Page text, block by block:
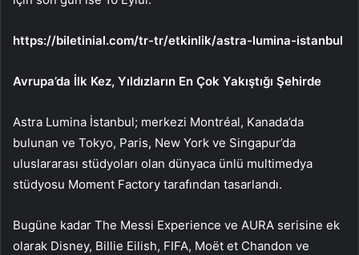
https://biletinial.com/tr-tr/etkinlik/astra-lumina-istanbul
Avrupa’da İlk Kez, Yıldızların En Çok Yakıştığı Şehirde
Astra Lumina İstanbul; merkezi Montréal, Kanada’da
bulunan ve Tokyo, Paris, New York ve Singapur’da
uluslararası stüdyoları olan dünyaca ünlü multimedya
stüdyosu Moment Factory tarafından tasarlandı.
Bugüne kadar The Messi Experience ve AURA serisine ek
olarak Disney, Billie Eilish, FIFA, Moët et Chandon ve